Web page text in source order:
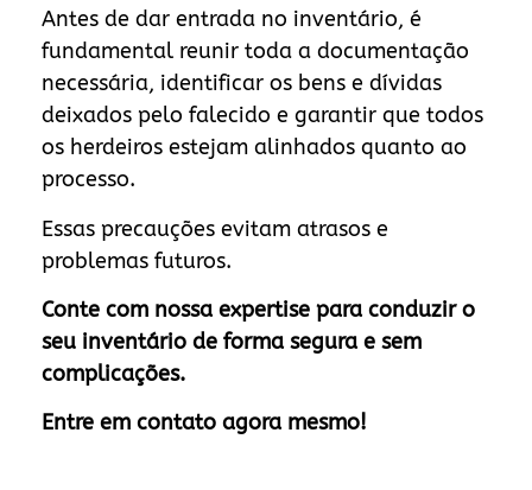
Antes de dar entrada no inventário, é
fundamental reunir toda a documentação
necessária, identificar os bens e dívidas
deixados pelo falecido e garantir que todos
os herdeiros estejam alinhados quanto ao
processo.
Essas precauções evitam atrasos e
problemas futuros.
Conte com nossa expertise para conduzir o
seu inventário de forma segura e sem
complicações.
Entre em contato agora mesmo!